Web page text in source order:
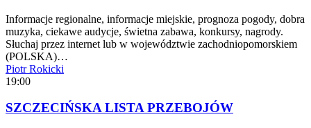
Informacje regionalne, informacje miejskie, prognoza pogody, dobra
muzyka, ciekawe audycje, świetna zabawa, konkursy, nagrody.
Słuchaj przez internet lub w województwie zachodniopomorskiem
(POLSKA)…
Piotr Rokicki
19:00
SZCZECIŃSKA LISTA PRZEBOJÓW